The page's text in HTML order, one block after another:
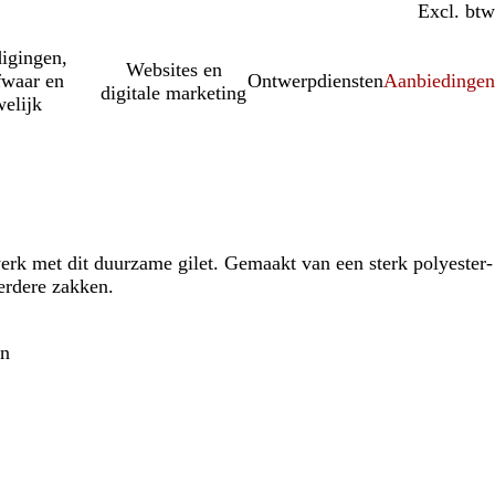
Incl. btw
Excl. btw
en
Websites en
digitale marketing
OntwerpdienstenAanbiedingen
met dit duurzame gilet. Gemaakt van een sterk polyester-
zakken.